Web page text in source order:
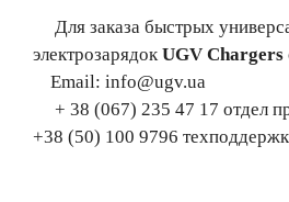
Для заказа быстрых
электрозарядокUGV Chargers
Email: info@ugv.ua
+ 38 (067) 235 47 17 отдел
+38 (50) 100 9796